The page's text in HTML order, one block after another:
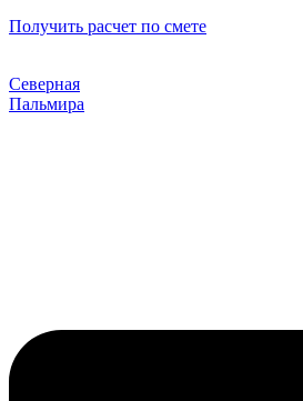
Получить расчет по смете
Северная
Пальмира